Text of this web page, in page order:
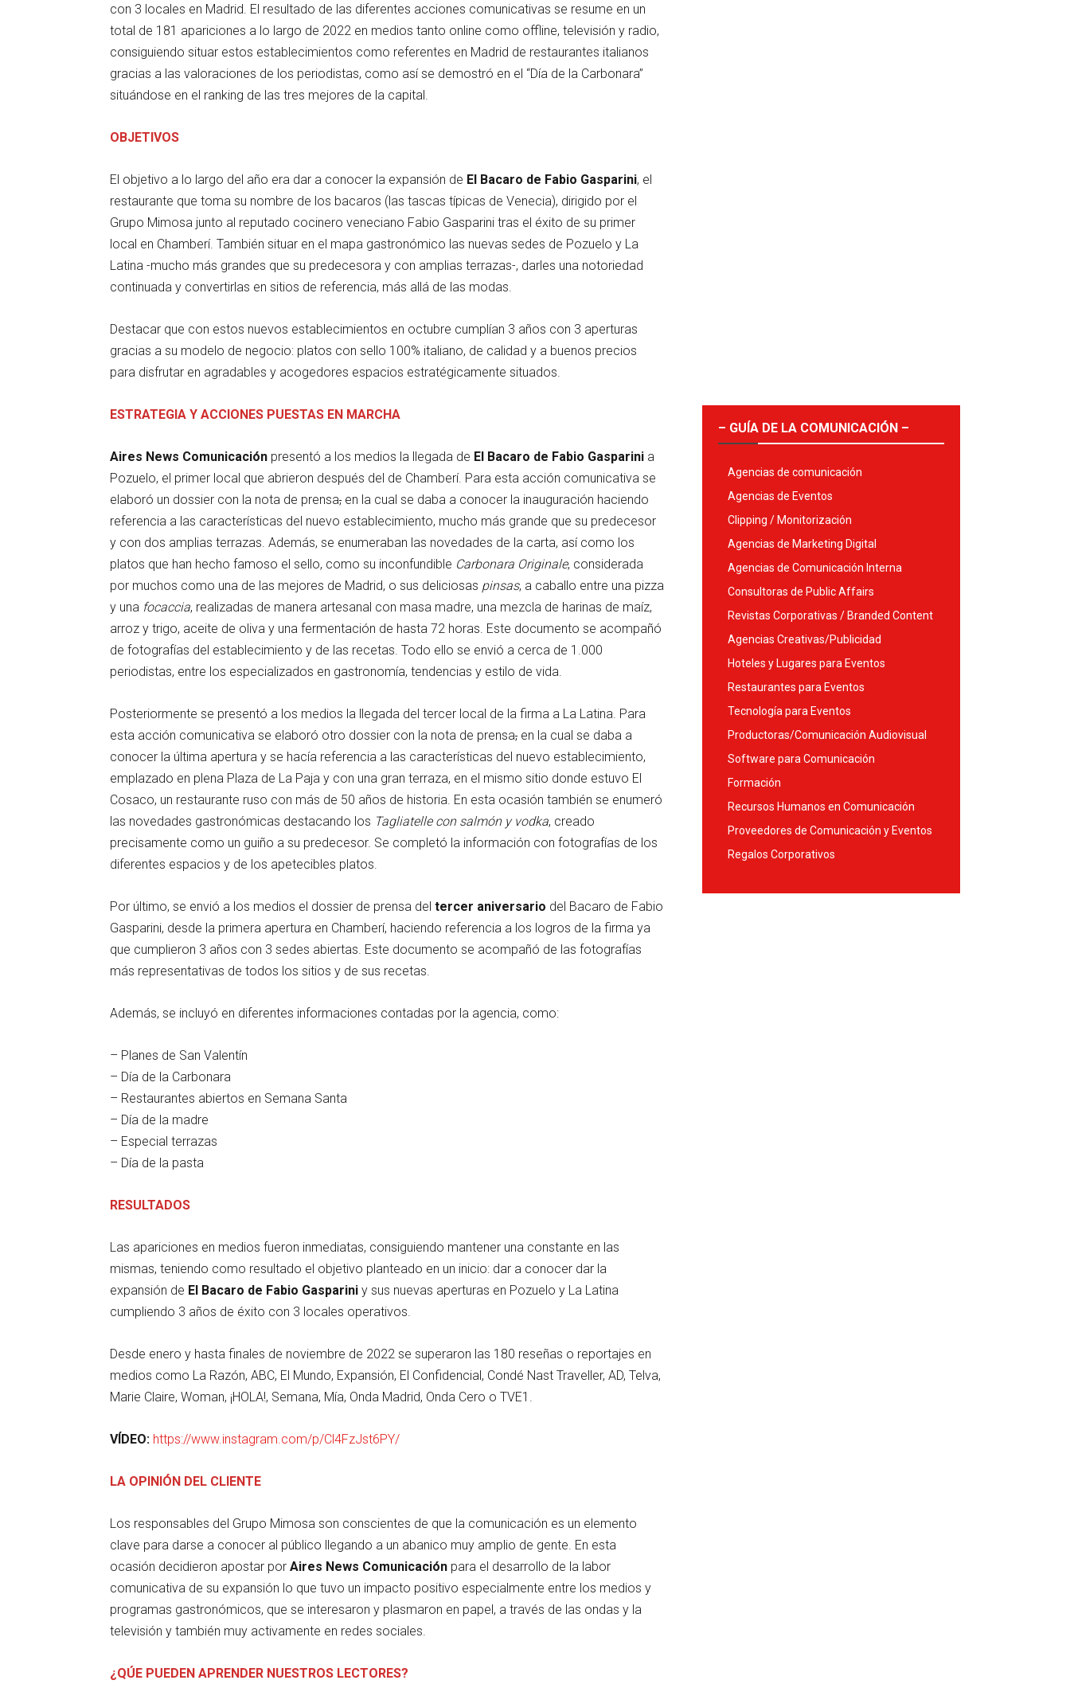
con 3 locales en Madrid. El resultado de las diferentes acciones comunicativas se resume en un
total de 181 apariciones a lo largo de 2022 en medios tanto online como offline, televisión y radio,
consiguiendo situar estos establecimientos como referentes en Madrid de restaurantes italianos
gracias a las valoraciones de los periodistas, como así se demostró en el “Día de la Carbonara”
situándose en el ranking de las tres mejores de la capital.
OBJETIVOS
El objetivo a lo largo del año era dar a conocer la expansión de El Bacaro de Fabio Gasparini, el
restaurante que toma su nombre de los bacaros (las tascas típicas de Venecia), dirigido por el
Grupo Mimosa junto al reputado cocinero veneciano Fabio Gasparini tras el éxito de su primer
local en Chamberí. También situar en el mapa gastronómico las nuevas sedes de Pozuelo y La
Latina -mucho más grandes que su predecesora y con amplias terrazas-, darles una notoriedad
continuada y convertirlas en sitios de referencia, más allá de las modas.
Destacar que con estos nuevos establecimientos en octubre cumplían 3 años con 3 aperturas
gracias a su modelo de negocio: platos con sello 100% italiano, de calidad y a buenos precios
para disfrutar en agradables y acogedores espacios estratégicamente situados.
ESTRATEGIA Y ACCIONES PUESTAS EN MARCHA
Aires News Comunicación presentó a los medios la llegada de El Bacaro de Fabio Gasparini a
Pozuelo, el primer local que abrieron después del de Chamberí. Para esta acción comunicativa se
elaboró un dossier con la nota de prensa, en la cual se daba a conocer la inauguración haciendo
referencia a las características del nuevo establecimiento, mucho más grande que su predecesor
y con dos amplias terrazas. Además, se enumeraban las novedades de la carta, así como los
platos que han hecho famoso el sello, como su inconfundible Carbonara Originale, considerada
por muchos como una de las mejores de Madrid, o sus deliciosas pinsas, a caballo entre una pizza
y una focaccia, realizadas de manera artesanal con masa madre, una mezcla de harinas de maíz,
arroz y trigo, aceite de oliva y una fermentación de hasta 72 horas. Este documento se acompañó
de fotografías del establecimiento y de las recetas. Todo ello se envió a cerca de 1.000
periodistas, entre los especializados en gastronomía, tendencias y estilo de vida.
Posteriormente se presentó a los medios la llegada del tercer local de la firma a La Latina. Para
esta acción comunicativa se elaboró otro dossier con la nota de prensa, en la cual se daba a
conocer la última apertura y se hacía referencia a las características del nuevo establecimiento,
emplazado en plena Plaza de La Paja y con una gran terraza, en el mismo sitio donde estuvo El
Cosaco, un restaurante ruso con más de 50 años de historia. En esta ocasión también se enumeró
las novedades gastronómicas destacando los Tagliatelle con salmón y vodka, creado
precisamente como un guiño a su predecesor. Se completó la información con fotografías de los
diferentes espacios y de los apetecibles platos.
Por último, se envió a los medios el dossier de prensa del tercer aniversario del Bacaro de Fabio
Gasparini, desde la primera apertura en Chamberí, haciendo referencia a los logros de la firma ya
que cumplieron 3 años con 3 sedes abiertas. Este documento se acompañó de las fotografías
más representativas de todos los sitios y de sus recetas.
Además, se incluyó en diferentes informaciones contadas por la agencia, como:
– Planes de San Valentín
– Día de la Carbonara
– Restaurantes abiertos en Semana Santa
– Día de la madre
– Especial terrazas
– Día de la pasta
RESULTADOS
Las apariciones en medios fueron inmediatas, consiguiendo mantener una constante en las
mismas, teniendo como resultado el objetivo planteado en un inicio: dar a conocer dar la
expansión de El Bacaro de Fabio Gasparini y sus nuevas aperturas en Pozuelo y La Latina
cumpliendo 3 años de éxito con 3 locales operativos.
Desde enero y hasta finales de noviembre de 2022 se superaron las 180 reseñas o reportajes en
medios como La Razón, ABC, El Mundo, Expansión, El Confidencial, Condé Nast Traveller, AD, Telva,
Marie Claire, Woman, ¡HOLA!, Semana, Mía, Onda Madrid, Onda Cero o TVE1.
VÍDEO: https://www.instagram.com/p/Cl4FzJst6PY/
LA OPINIÓN DEL CLIENTE
Los responsables del Grupo Mimosa son conscientes de que la comunicación es un elemento
clave para darse a conocer al público llegando a un abanico muy amplio de gente. En esta
ocasión decidieron apostar por Aires News Comunicación para el desarrollo de la labor
comunicativa de su expansión lo que tuvo un impacto positivo especialmente entre los medios y
programas gastronómicos, que se interesaron y plasmaron en papel, a través de las ondas y la
televisión y también muy activamente en redes sociales.
¿QÚE PUEDEN APRENDER NUESTROS LECTORES?
– GUÍA DE LA COMUNICACIÓN –
Agencias de comunicación
Agencias de Eventos
Clipping / Monitorización
Agencias de Marketing Digital
Agencias de Comunicación Interna
Consultoras de Public Affairs
Revistas Corporativas / Branded Content
Agencias Creativas/Publicidad
Hoteles y Lugares para Eventos
Restaurantes para Eventos
Tecnología para Eventos
Productoras/Comunicación Audiovisual
Software para Comunicación
Formación
Recursos Humanos en Comunicación
Proveedores de Comunicación y Eventos
Regalos Corporativos